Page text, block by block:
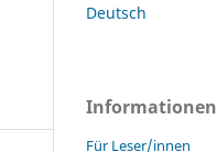
Deutsch
Informationen
Für Leser/innen